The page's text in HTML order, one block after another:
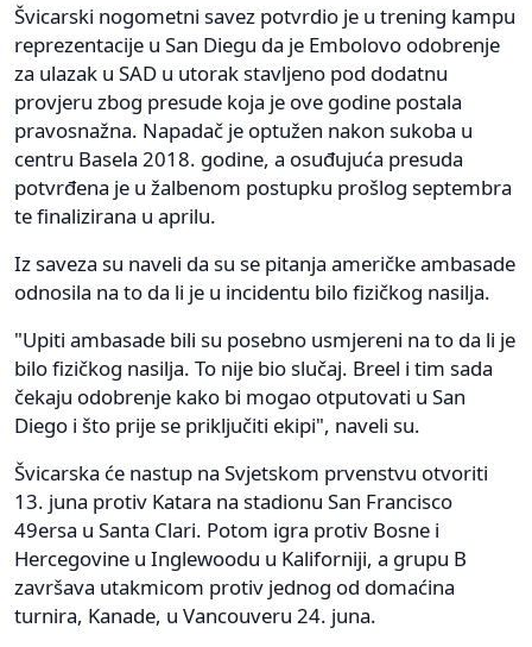
Švicarski nogometni savez potvrdio je u trening kampu
reprezentacije u San Diegu da je Embolovo odobrenje
za ulazak u SAD u utorak stavljeno pod dodatnu
provjeru zbog presude koja je ove godine postala
pravosnažna. Napadač je optužen nakon sukoba u
centru Basela 2018. godine, a osuđujuća presuda
potvrđena je u žalbenom postupku prošlog septembra
te finalizirana u aprilu.
Iz saveza su naveli da su se pitanja američke ambasade
odnosila na to da li je u incidentu bilo fizičkog nasilja.
"Upiti ambasade bili su posebno usmjereni na to da li je
bilo fizičkog nasilja. To nije bio slučaj. Breel i tim sada
čekaju odobrenje kako bi mogao otputovati u San
Diego i što prije se priključiti ekipi", naveli su.
Švicarska će nastup na Svjetskom prvenstvu otvoriti
13. juna protiv Katara na stadionu San Francisco
49ersa u Santa Clari. Potom igra protiv Bosne i
Hercegovine u Inglewoodu u Kaliforniji, a grupu B
završava utakmicom protiv jednog od domaćina
turnira, Kanade, u Vancouveru 24. juna.